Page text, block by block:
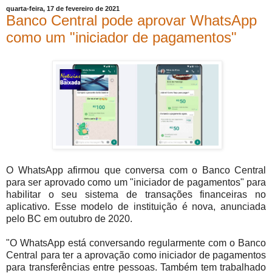
quarta-feira, 17 de fevereiro de 2021
Banco Central pode aprovar WhatsApp
como um "iniciador de pagamentos"
O WhatsApp afirmou que conversa com o Banco Central
para ser aprovado como um "iniciador de pagamentos" para
habilitar o seu sistema de transações financeiras no
aplicativo. Esse modelo de instituição é nova, anunciada
pelo BC em outubro de 2020.
"O WhatsApp está conversando regularmente com o Banco
Central para ter a aprovação como iniciador de pagamentos
para transferências entre pessoas. Também tem trabalhado